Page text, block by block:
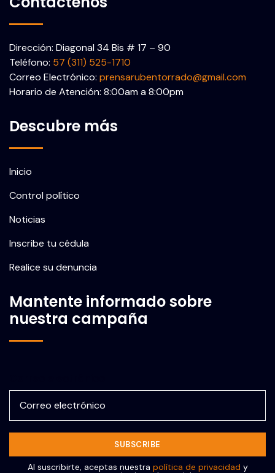
Dirección: Diagonal 34 Bis # 17 – 90
Teléfono: 57 (311) 525-1710
Correo Electrónico: prensarubentorrado@gmail.com
Horario de Atención: 8:00am a 8:00pm
Descubre más
Inicio
Control político
Noticias
Inscribe tu cédula
Realice su denuncia
Mantente informado sobre
nuestra campaña
Al suscribirte, aceptas nuestra política de privacidad y